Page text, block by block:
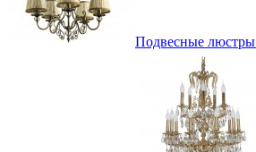
Подвесные люстры